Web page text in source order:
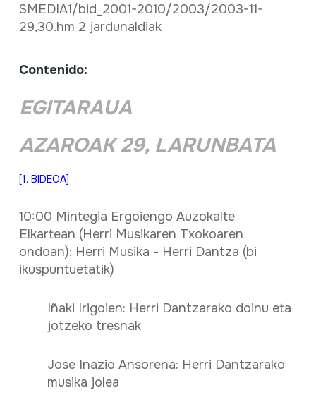
SMEDIA1/bid_2001-2010/2003/2003-11-
29,30.hm 2 jardunaldiak
Contenido:
EGITARAUA
AZAROAK 29, LARUNBATA
[1. BIDEOA]
10:00 Mintegia Ergoiengo Auzokalte
Elkartean (Herri Musikaren Txokoaren
ondoan): Herri Musika - Herri Dantza (bi
ikuspuntuetatik)
Iñaki Irigoien: Herri Dantzarako doinu eta
jotzeko tresnak
Jose Inazio Ansorena: Herri Dantzarako
musika jolea